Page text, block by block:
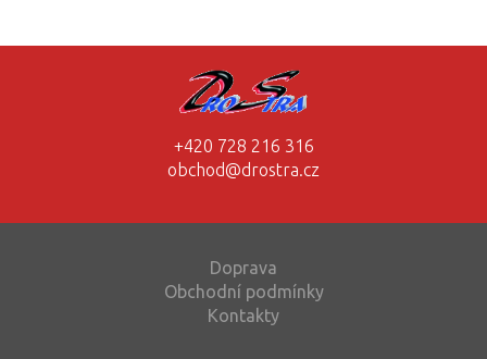
+420 728 216 316
obchod@drostra.cz
Doprava
Obchodní podmínky
Kontakty